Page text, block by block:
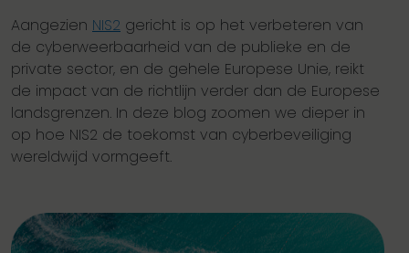
Aangezien NIS2 gericht is op het verbeteren van
de cyberweerbaarheid van de publieke en de
private sector, en de gehele Europese Unie, reikt
de impact van de richtlijn verder dan de Europese
landsgrenzen. In deze blog zoomen we dieper in
op hoe NIS2 de toekomst van cyberbeveiliging
wereldwijd vormgeeft.